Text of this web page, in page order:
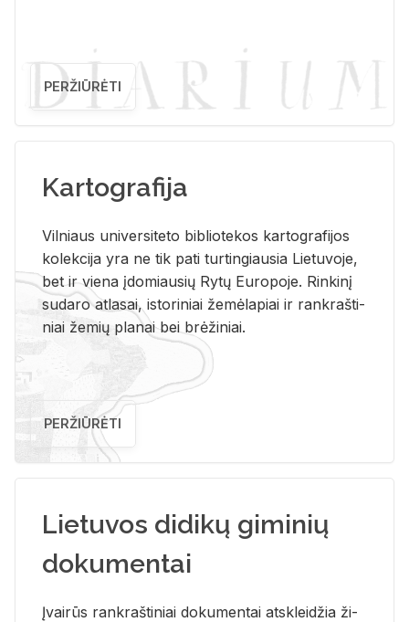
PERŽIŪRĖTI
Kartografija
Vil­niaus uni­ver­si­te­to bi­b­lio­te­kos kar­to­gra­fi­jos
ko­lek­ci­ja yra ne tik pati tur­tin­giau­sia Lie­tu­vo­je,
bet ir vie­na įdo­miau­sių Rytų Eu­ro­po­je. Rin­ki­nį
su­da­ro at­la­sai, is­to­ri­niai že­mė­la­piai ir rank­raš­ti­
niai že­mių pla­nai bei brė­ži­niai.
PERŽIŪRĖTI
Lietuvos didikų giminių
dokumentai
Įvai­rūs rank­raš­ti­niai do­ku­men­tai at­sklei­džia ži­